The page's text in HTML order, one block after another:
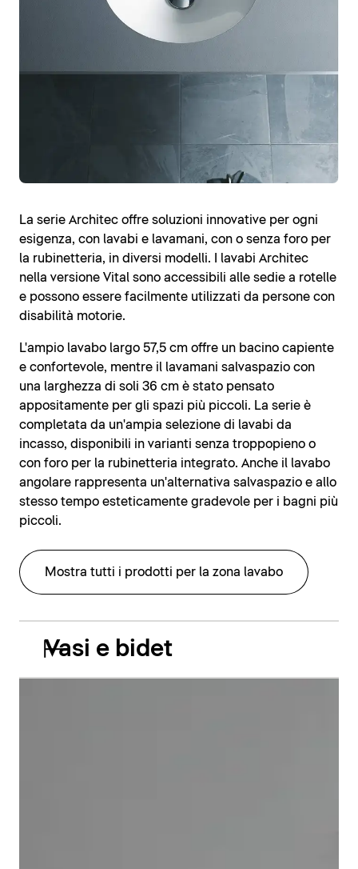
La serie Architec offre soluzioni innovative per ogni
esigenza, con lavabi e lavamani, con o senza foro per
la rubinetteria, in diversi modelli. I lavabi Architec
nella versione Vital sono accessibili alle sedie a rotelle
e possono essere facilmente utilizzati da persone con
disabilità motorie.
L'ampio lavabo largo 57,5 cm offre un bacino capiente
e confortevole, mentre il lavamani salvaspazio con
una larghezza di soli 36 cm è stato pensato
appositamente per gli spazi più piccoli. La serie è
completata da un'ampia selezione di lavabi da
incasso, disponibili in varianti senza troppopieno o
con foro per la rubinetteria integrato. Anche il lavabo
angolare rappresenta un'alternativa salvaspazio e allo
stesso tempo esteticamente gradevole per i bagni più
piccoli.
Mostra tutti i prodotti per la zona lavabo
Vasi e bidet